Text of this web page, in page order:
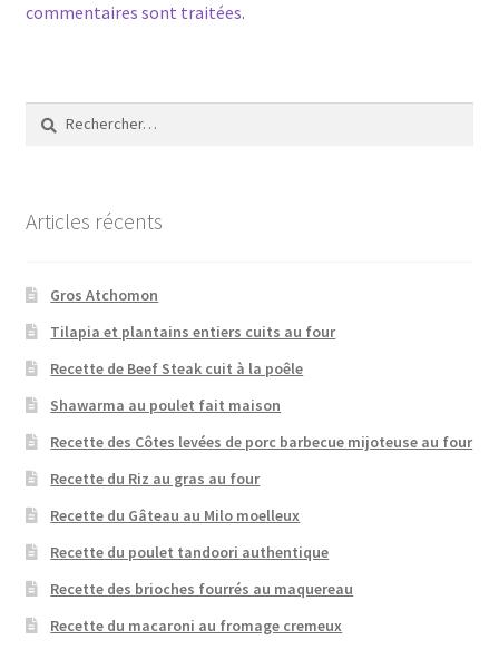
commentaires sont traitées.
Rechercher :
Articles récents
Gros Atchomon
Tilapia et plantains entiers cuits au four
Recette de Beef Steak cuit à la poêle
Shawarma au poulet fait maison
Recette des Côtes levées de porc barbecue mijoteuse au four
Recette du Riz au gras au four
Recette du Gâteau au Milo moelleux
Recette du poulet tandoori authentique
Recette des brioches fourrés au maquereau
Recette du macaroni au fromage cremeux